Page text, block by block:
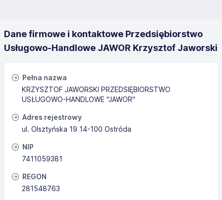
Dane firmowe i kontaktowe Przedsiębiorstwo
Usługowo-Handlowe JAWOR Krzysztof Jaworski
Pełna nazwa
KRZYSZTOF JAWORSKI PRZEDSIĘBIORSTWO
USŁUGOWO-HANDLOWE "JAWOR"
Adres rejestrowy
ul. Olsztyńska 19 14-100 Ostróda
NIP
7411059381
REGON
281548763